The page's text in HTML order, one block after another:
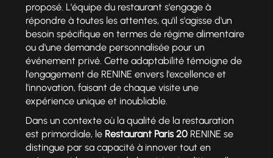
proposé. L'équipe du restaurant s'engage à
répondre à toutes les attentes, qu'il s'agisse d'un
besoin spécifique en termes de régime alimentaire
ou d'une demande personnalisée pour un
événement privé. Cette adaptabilité témoigne de
l'engagement de RENINE envers l'excellence et
l'innovation, faisant de chaque visite une
expérience unique et inoubliable.
Dans un contexte où la qualité de la restauration
est primordiale, le Restaurant Paris 20RENINE se
distingue par sa capacité à innover tout en